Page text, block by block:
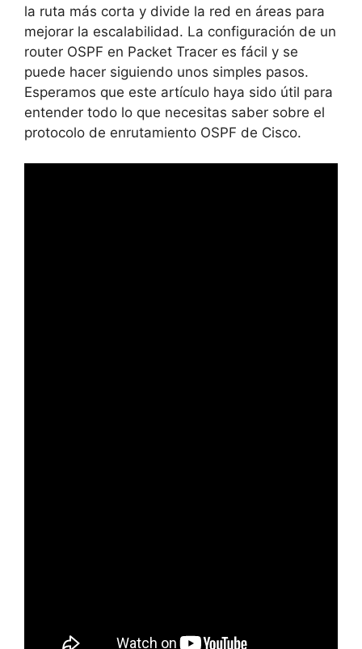
la ruta más corta y divide la red en áreas para
mejorar la escalabilidad. La configuración de un
router OSPF en Packet Tracer es fácil y se
puede hacer siguiendo unos simples pasos.
Esperamos que este artículo haya sido útil para
entender todo lo que necesitas saber sobre el
protocolo de enrutamiento OSPF de Cisco.